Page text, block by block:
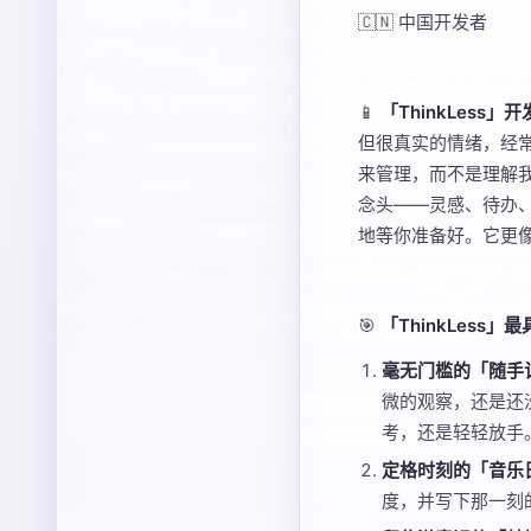
🇨🇳 中国开发者
📱
「ThinkLess」开
但很真实的情绪，经
来管理，而不是理解
念头——灵感、待办、
地等你准备好。它更
🎯
「ThinkLess」最
毫无门槛的「随手
微的观察，还是还
考，还是轻轻放手
定格时刻的「音乐
度，并写下那一